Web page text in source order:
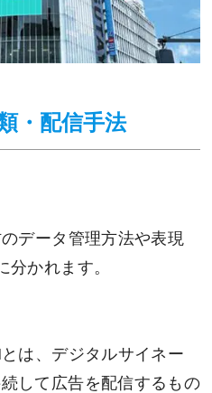
・配信手法
データ管理方法や表現
かれます。
は、デジタルサイネー
して広告を配信するもの